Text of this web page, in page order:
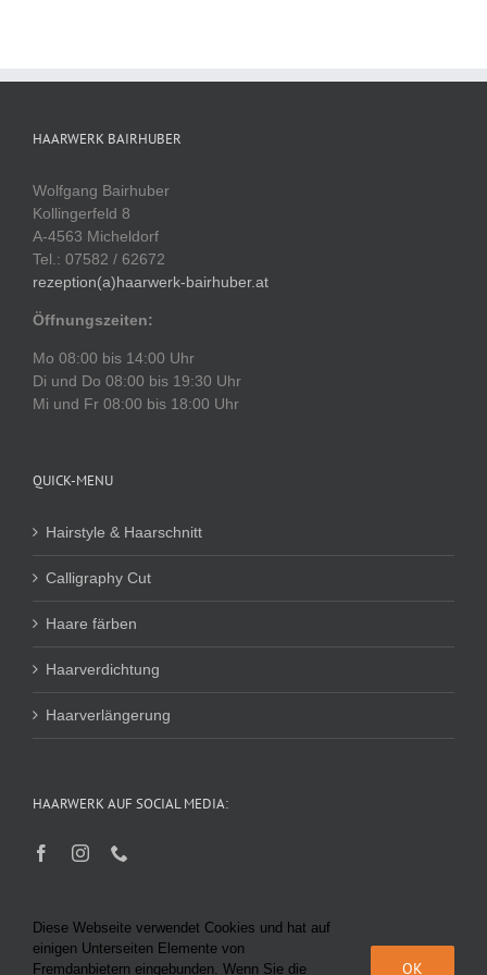
HAARWERK BAIRHUBER
Wolfgang Bairhuber
Kollingerfeld 8
A-4563 Micheldorf
Tel.: 07582 / 62672
rezeption(a)haarwerk-bairhuber.at
Öffnungszeiten:
Mo 08:00 bis 14:00 Uhr
Di und Do 08:00 bis 19:30 Uhr
Mi und Fr 08:00 bis 18:00 Uhr
QUICK-MENU
Hairstyle & Haarschnitt
Calligraphy Cut
Haare färben
Haarverdichtung
Haarverlängerung
HAARWERK AUF SOCIAL MEDIA:
Diese Webseite verwendet Cookies und hat auf
einigen Unterseiten Elemente von
Fremdanbietern eingebunden. Wenn Sie die
OK